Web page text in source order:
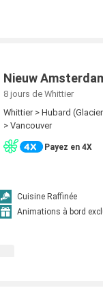
Nieuw
8 jours de Whittier
Whittier > Hubard
> Vancouver
Payez en 4X
Cuisine Raffinée
Animations à bord